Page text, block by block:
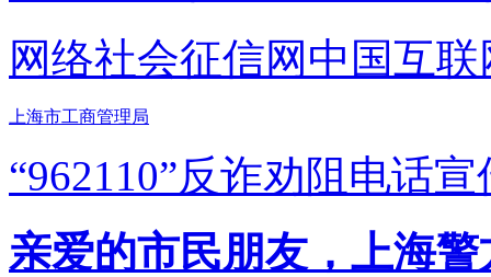
网络社会征信网 中国互
上海市工商管理局
“962110”反诈劝阻电话宣
亲爱的市民朋友，上海